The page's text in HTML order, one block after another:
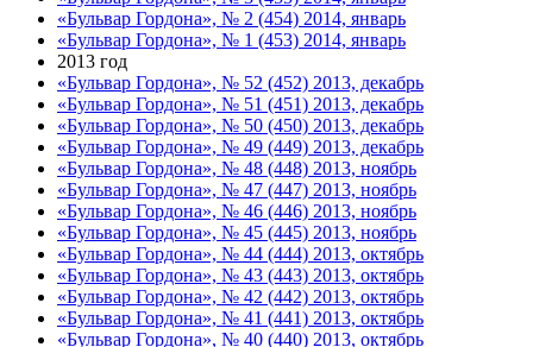
«Бульвар Гордона», № 2 (454) 2014, январь
«Бульвар Гордона», № 1 (453) 2014, январь
2013 год
«Бульвар Гордона», № 52 (452) 2013, декабрь
«Бульвар Гордона», № 51 (451) 2013, декабрь
«Бульвар Гордона», № 50 (450) 2013, декабрь
«Бульвар Гордона», № 49 (449) 2013, декабрь
«Бульвар Гордона», № 48 (448) 2013, ноябрь
«Бульвар Гордона», № 47 (447) 2013, ноябрь
«Бульвар Гордона», № 46 (446) 2013, ноябрь
«Бульвар Гордона», № 45 (445) 2013, ноябрь
«Бульвар Гордона», № 44 (444) 2013, октябрь
«Бульвар Гордона», № 43 (443) 2013, октябрь
«Бульвар Гордона», № 42 (442) 2013, октябрь
«Бульвар Гордона», № 41 (441) 2013, октябрь
«Бульвар Гордона», № 40 (440) 2013, октябрь